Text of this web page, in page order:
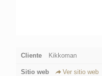
Cliente Kikkoman
Sitio web Ver sitio web